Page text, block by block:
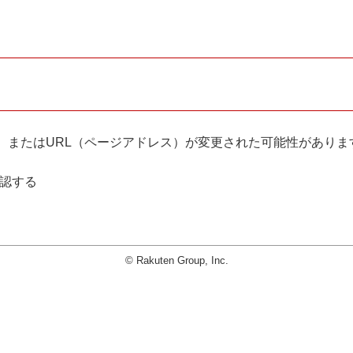
たはURL（ページアドレス）が変更された可能性がありま
する
© Rakuten Group, Inc.